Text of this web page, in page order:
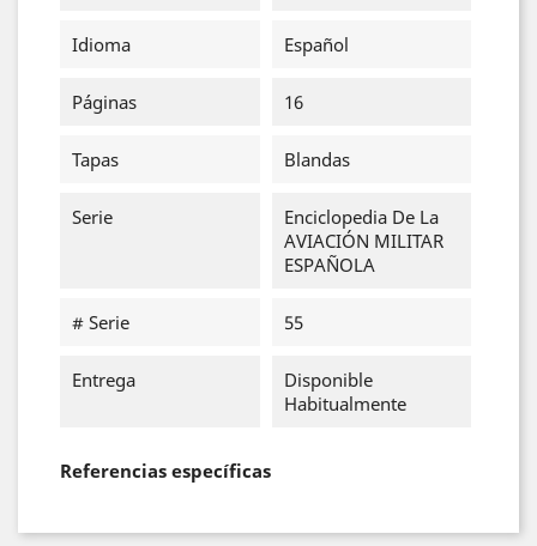
Idioma Español
Páginas 16
Tapas Blandas
Serie
Enciclopedia De La
AVIACIÓN MILITAR
ESPAÑOLA
# Serie 55
Entrega
Disponible
Habitualmente
Referencias específicas